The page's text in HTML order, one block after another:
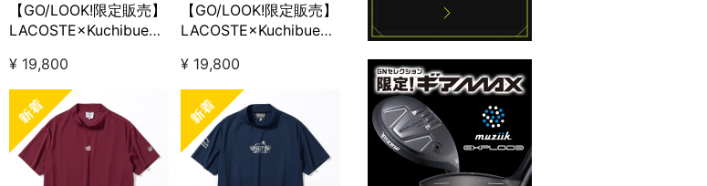
【GO/LOOK!限定販売】
LACOSTE×Kuchibue
ムポロシャツ ネイビー
¥ 19,800
【GO/LOOK!限定販売】
LACOSTE×Kuchibue
ムポロシャツ フラミン
ゴピンク
¥ 19,800